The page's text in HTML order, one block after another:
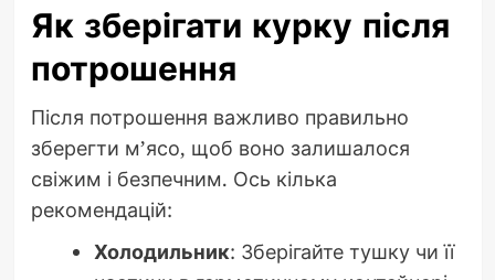
Як зберігати курку після
потрошення
Після потрошення важливо правильно
зберегти м’ясо, щоб воно залишалося
свіжим і безпечним. Ось кілька
рекомендацій:
Холодильник: Зберігайте тушку чи її